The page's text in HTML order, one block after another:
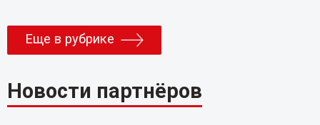
Еще в рубрике
Новости партнёров